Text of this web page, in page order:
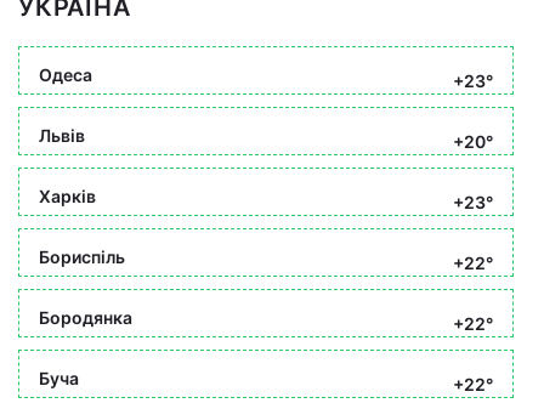
УКРАЇНА
Одеса +23°
Львів +20°
Харків +23°
Бориспіль +22°
Бородянка +22°
Буча
+22°